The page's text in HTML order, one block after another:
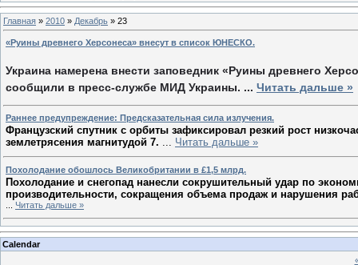
Главная » 2010 » Декабрь » 23
«Руины древнего Херсонеса» внесут в список ЮНЕСКО.
Украина намерена внести заповедник «Руины древнего
сообщили в пресс-службе МИД Украины. ... Читать дальше »
Раннее предупреждение: Предсказательная сила излучения.
Французский спутник с орбиты зафиксировал резкий рост
землетрясения магнитудой 7.
Читать дальше »
Похолодание обошлось Великобритании в £1,5 млрд.
Похолодание и снегопад нанесли сокрушительный удар по
производительности, сокращения объема продаж и нарушения
Читать дальше »
Calendar